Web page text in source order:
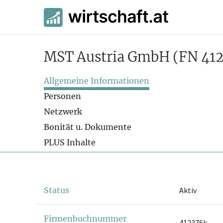
MST Austria GmbH (FN
Allgemeine Informationen
Personen
Netzwerk
Bonität u. Dokumente
PLUS Inhalte
Status Aktiv
Firmenbuchnummer